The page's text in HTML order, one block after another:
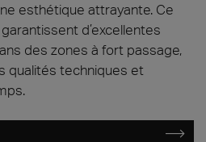
esthétique attrayante. Ce
garantissent d’excellentes
des zones à fort passage,
qualités techniques et